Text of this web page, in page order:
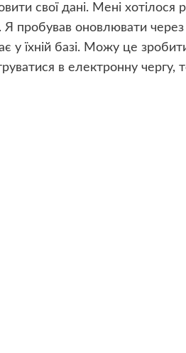
свої дані. Мені хотілося
пробував оновлювати через
їхній базі. Можу це
в електронну чергу,